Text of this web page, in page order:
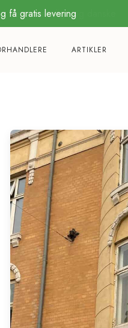
få gratis levering
ARTIKLER